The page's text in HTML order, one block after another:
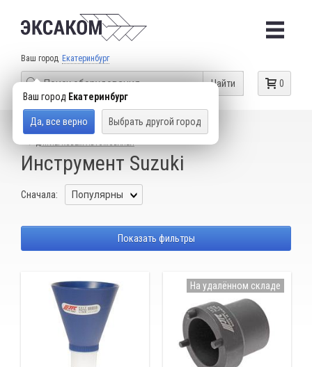
Ваш город Екатеринбург
Ваш город Екатеринбург
Да, все верно Выбрать другой город
0
Найти
КАТАЛОГ ТОВАРОВ
СПЕЦИАЛЬНЫЙ ИНСТРУМЕНТ
Сначала:
Инструмент Suzuki
Показать фильтры
На удалённом складе